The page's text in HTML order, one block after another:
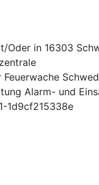
Oder in 16303
Alarm- und
1d9cf215338e